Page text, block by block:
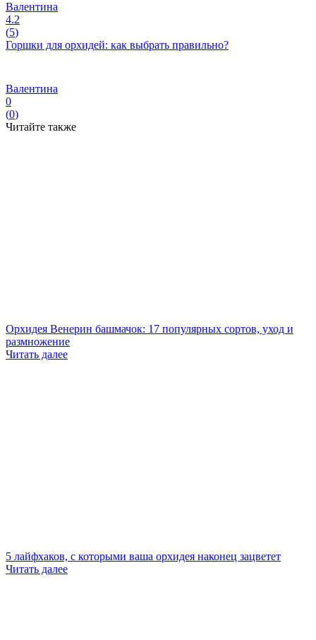
Валентина
4.2
(5)
Горшки для орхидей: как выбрать правильно?
Валентина
0
(0)
Читайте также
Орхидея Венерин башмачок: 17 популярных сортов, уход и
размножение
Читать далее
5 лайфхаков, с которыми ваша орхидея наконец зацветет
Читать далее